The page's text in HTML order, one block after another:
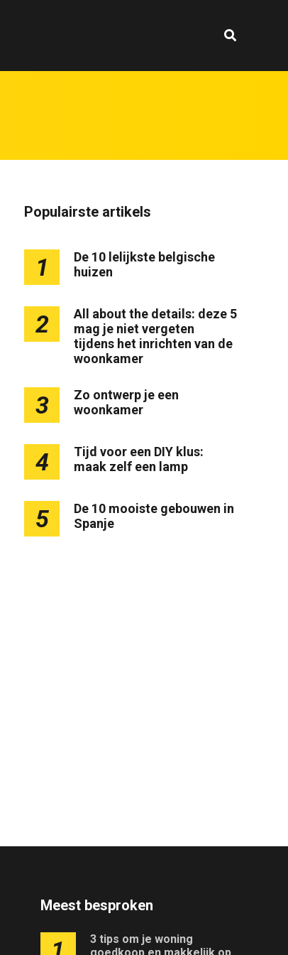
Populairste artikels
1
De 10 lelijkste belgische
huizen
2
All about the details: deze 5
mag je niet vergeten
tijdens het inrichten van de
woonkamer
3
Zo ontwerp je een
woonkamer
4
Tijd voor een DIY klus:
maak zelf een lamp
5
De 10 mooiste gebouwen in
Spanje
Meest besproken
3 tips om je woning
goedkoop en makkelijk op